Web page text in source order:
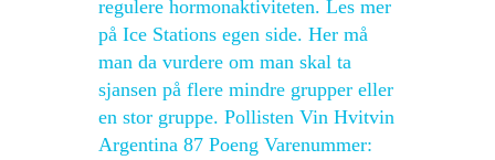
regulere hormonaktiviteten. Les mer
på Ice Stations egen side. Her må
man da vurdere om man skal ta
sjansen på flere mindre grupper eller
en stor gruppe. Pollisten Vin Hvitvin
Argentina 87 Poeng Varenummer: